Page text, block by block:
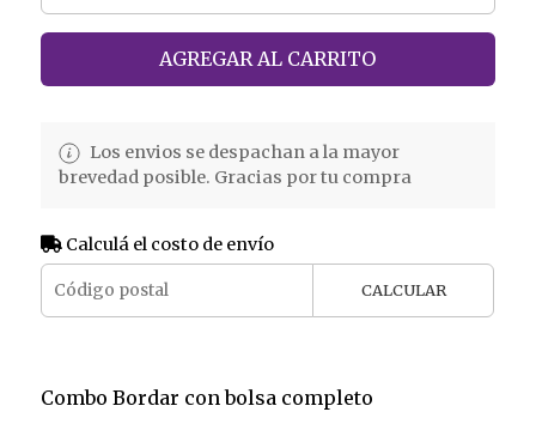
AGREGAR AL CARRITO
Los envios se despachan a la mayor
brevedad posible. Gracias por tu compra
Calculá el costo de envío
CALCULAR
Combo Bordar con bolsa completo